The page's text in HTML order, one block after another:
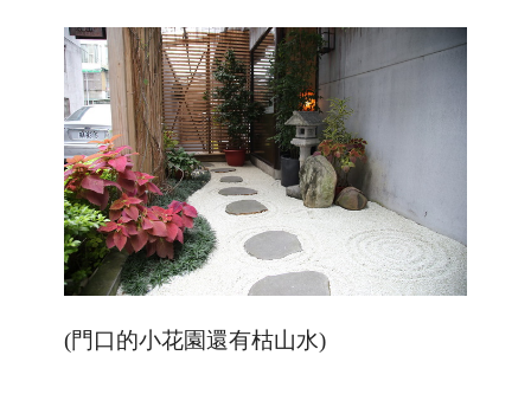
(門口的小花園還有枯山水)